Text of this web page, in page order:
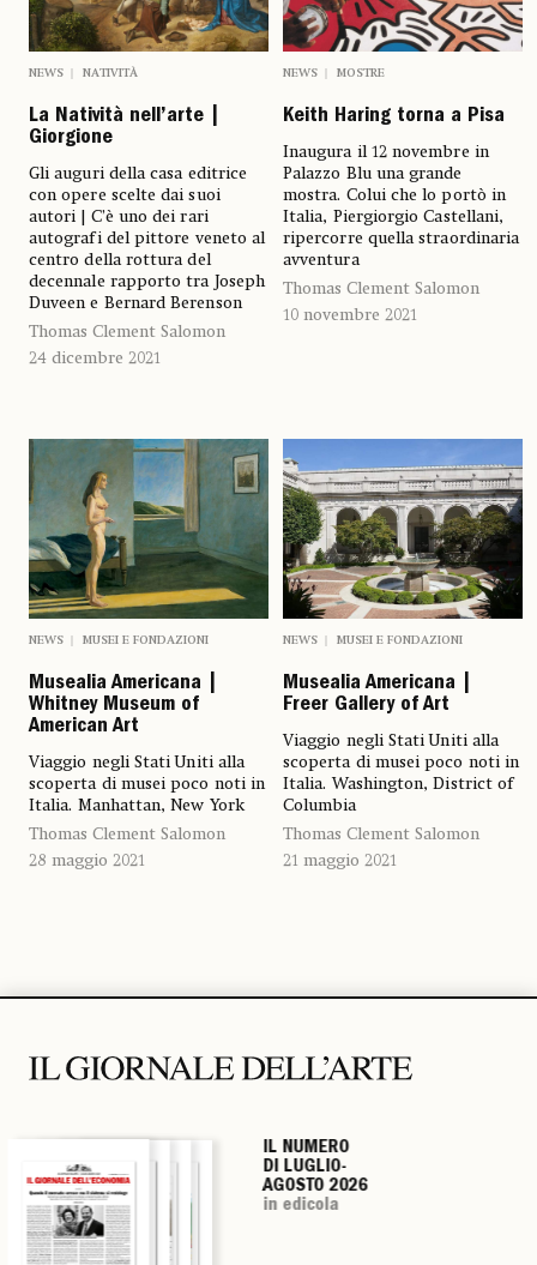
NEWS NATIVITÀ
La Natività nell’arte |
Giorgione
Gli auguri della casa editrice
con opere scelte dai suoi
autori | C’è uno dei rari
autografi del pittore veneto al
centro della rottura del
decennale rapporto tra Joseph
Duveen e Bernard Berenson
Thomas Clement Salomon
24 dicembre 2021
NEWS MOSTRE
Keith Haring torna a Pisa
Inaugura il 12 novembre in
Palazzo Blu una grande
mostra. Colui che lo portò in
Italia, Piergiorgio Castellani,
ripercorre quella straordinaria
avventura
Thomas Clement Salomon
10 novembre 2021
NEWS MUSEI E FONDAZIONI
Musealia Americana |
Whitney Museum of
American Art
Viaggio negli Stati Uniti alla
scoperta di musei poco noti in
Italia. Manhattan, New York
Thomas Clement Salomon
28 maggio 2021
NEWS MUSEI E FONDAZIONI
Musealia Americana |
Freer Gallery of Art
Viaggio negli Stati Uniti alla
scoperta di musei poco noti in
Italia. Washington, District of
Columbia
Thomas Clement Salomon
21 maggio 2021
IL NUMERO
DI LUGLIO-
AGOSTO 2026
in edicola
IL NUMERO
DI LUGLIO-
AGOSTO 2026
in edicola
IL NUMERO
DI LUGLIO-
AGOSTO 2026
in edicola
IL NUMERO
DI LUGLIO-
AGOSTO 2026
in edicola